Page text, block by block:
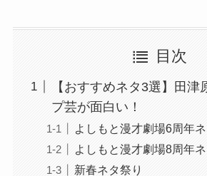
目次
【おすすめネタ3選】田津
プ芸が面白い！
よしもと漫才劇場6周年
よしもと漫才劇場8周年
新春ネタ祭り